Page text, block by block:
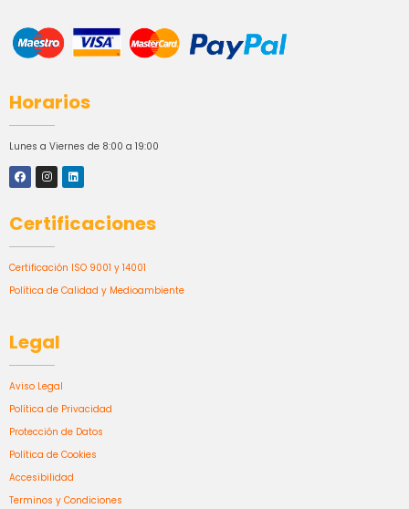
Horarios
Lunes a Viernes de 8:00 a 19:00
Certificaciones
Certificación ISO 9001 y 14001
Política de Calidad y Medioambiente
Legal
Aviso Legal
Política de Privacidad
Protección de Datos
Política de Cookies
Accesibilidad
Terminos y Condiciones